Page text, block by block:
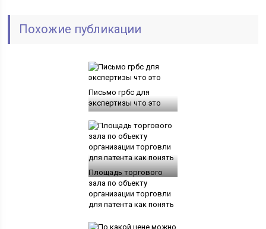
Похожие публикации
Письмо грбс для
экспертизы что это
Площадь торгового
зала по объекту
организации торговли
для патента как понять